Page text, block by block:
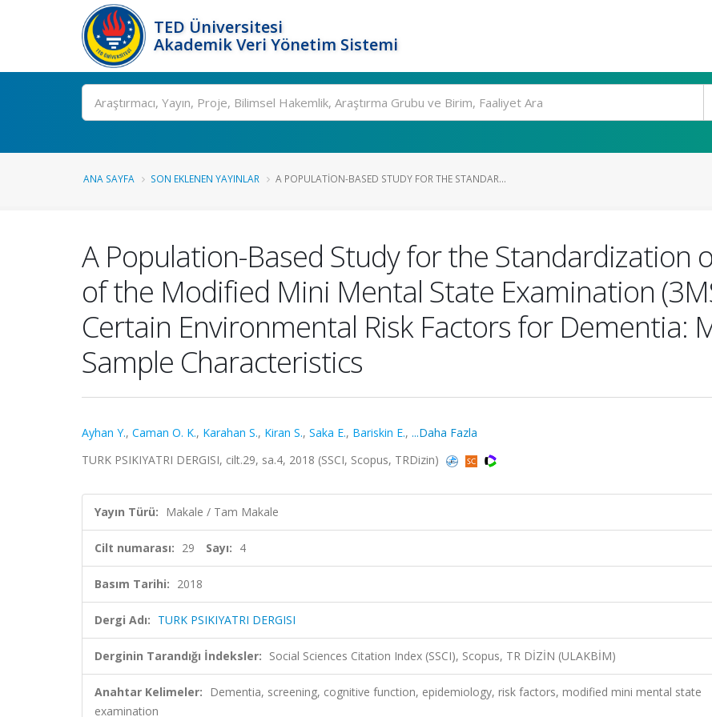
TED Üniversitesi
Akademik Veri Yönetim Sistemi
Ara
ANA SAYFA SON EKLENEN YAYINLAR A POPULATION-BASED STUDY FOR THE STANDAR...
A Population-Based Study for the Standardization
of the Modified Mini Mental State Examination
Certain Environmental Risk Factors for Dementia:
Sample Characteristics
Ayhan Y., Caman O. K., Karahan S., Kiran S., Saka E., Bariskin E., ...Daha Fazla
TURK PSIKIYATRI DERGISI, cilt.29, sa.4, 2018 (SSCI, Scopus, TRDizin)
Yayın Türü: Makale / Tam Makale
Cilt numarası: 29 Sayı: 4
Basım Tarihi: 2018
Dergi Adı: TURK PSIKIYATRI DERGISI
Derginin Tarandığı İndeksler: Social Sciences Citation Index (SSCI), Scopus, TR DİZİN (ULAKBİM)
Anahtar Kelimeler: Dementia, screening, cognitive function, epidemiology, risk factors, modified mini mental state
examination